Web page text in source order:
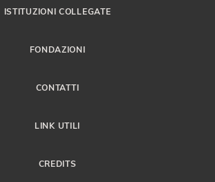
ISTITUZIONI COLLEGATE
FONDAZIONI
CONTATTI
LINK UTILI
CREDITS